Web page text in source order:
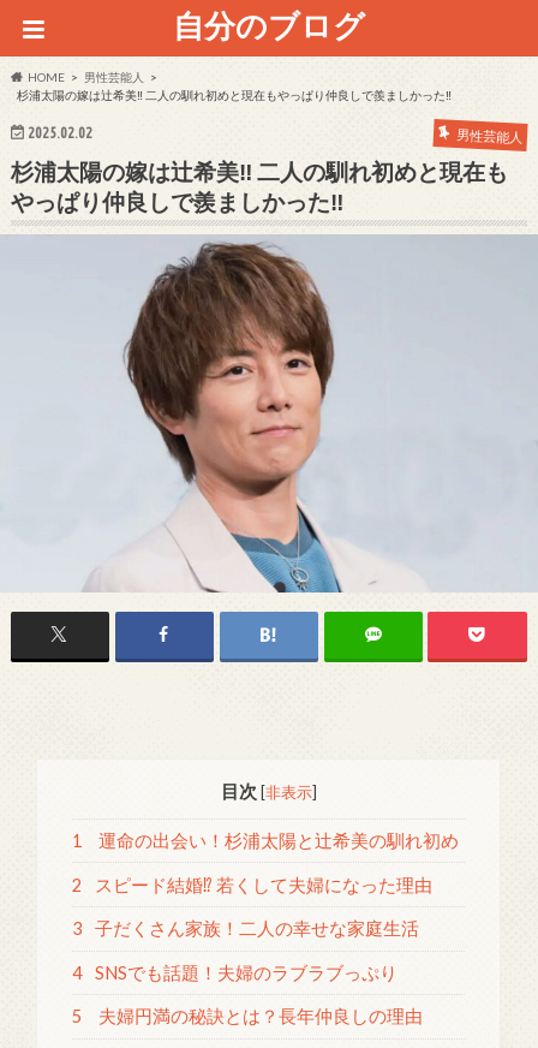
自分のブログ
HOME
男性芸能人
杉浦太陽の嫁は辻希美‼ 二人の馴れ初めと現在もやっぱり仲良しで羨ましかった‼
2025.02.02 男性芸能人
杉浦太陽の嫁は辻希美‼ 二人の馴れ初めと現在も
やっぱり仲良しで羨ましかった‼
目次 [非表示]
1 運命の出会い！杉浦太陽と辻希美の馴れ初め
2 スピード結婚⁉ 若くして夫婦になった理由
3 子だくさん家族！二人の幸せな家庭生活
4 SNSでも話題！夫婦のラブラブっぷり
5 夫婦円満の秘訣とは？長年仲良しの理由